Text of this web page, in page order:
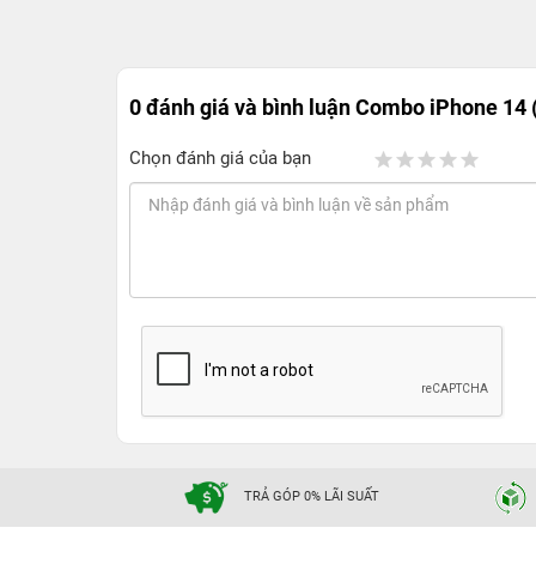
0 đánh giá và bình luậnCombo iPhone 14
Chọn đánh giá của bạn
TRẢ GÓP 0% LÃI SUẤT